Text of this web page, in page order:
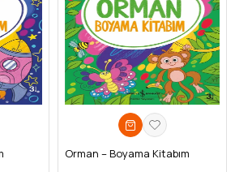
Orman – Boyama Kitabım